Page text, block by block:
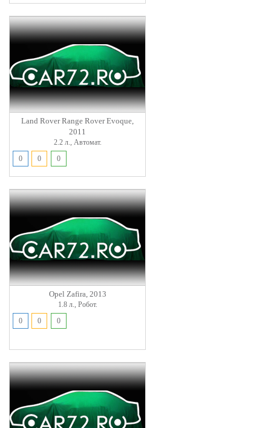
Land Rover Range Rover Evoque,
2011
2.2 л., Автомат.
0
0 0
Opel Zafira, 2013
1.8 л., Робот.
0
0 0